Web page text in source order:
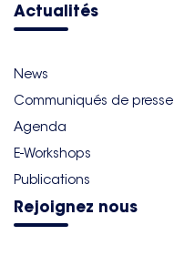
Actualités
News
Communiqués de presse
Agenda
E-Workshops
Publications
Rejoignez nous